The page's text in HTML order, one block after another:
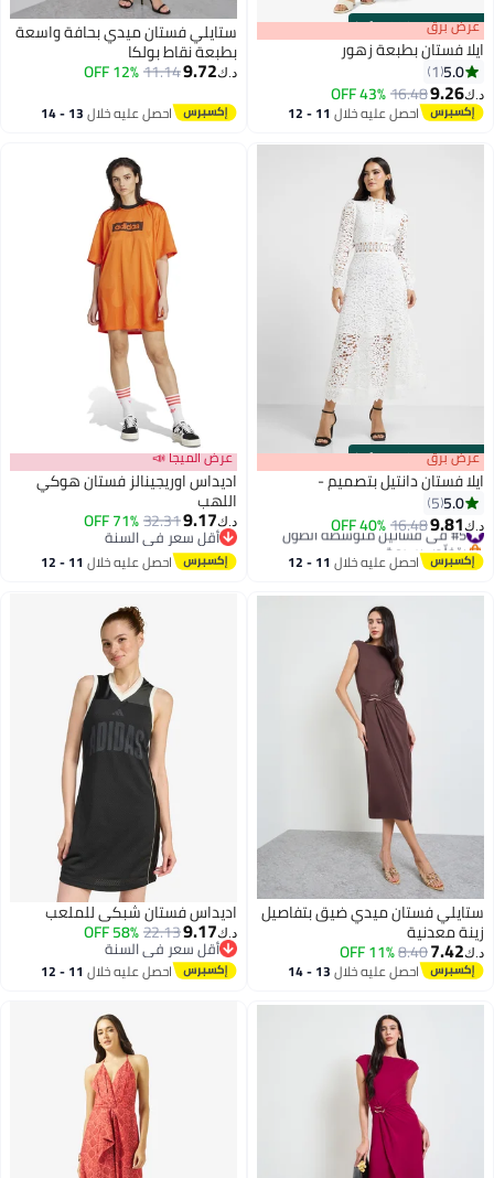
00m:00s
·
100% Left عرض برق
ايلا فستان بطبعة زهور
5.0
1
د.ك‏9.26
16.48
43% OFF
احصل عليه خلال 11 - 12
ستايلي فستان ميدي بحافة واسعة
بطبعة نقاط بولكا
د.ك‏9.72
11.14
12% OFF
احصل عليه خلال 13 - 14
00m:00s
·
100% Left عرض برق
ايلا فستان دانتيل بتصميم -
5.0
5
د.ك‏9.81
16.48
40% OFF #5 في فساتين متوسطة الطول
بتخلّص بسرعة
#5 في فساتين متوسطة الطول احصل عليه خلال 11 - 12
عرض الميجا 📣
اديداس اوريجينالز فستان هوكي
اللهب
د.ك‏9.17
32.31
71% OFF
أقل سعر في السنة
أقل سعر في السنة
احصل عليه خلال 11 - 12
2
ستايلي فستان ميدي ضيق بتفاصيل
زينة معدنية
د.ك‏7.42
8.40
11% OFF
احصل عليه خلال 13 - 14
2
اديداس فستان شبكي للملعب
د.ك‏9.17
22.13
58% OFF
أقل سعر في السنة
أقل سعر في السنة
احصل عليه خلال 11 - 12